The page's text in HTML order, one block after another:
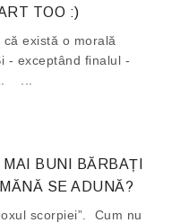
TOO :)
există o morală
- exceptând finalul -
...
BUNI BĂRBAȚI
SE ADUNĂ?
scorpiei”. Cum nu